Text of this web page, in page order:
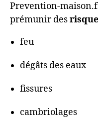
Prevention-
prémunir des
feu
dégâts des eaux
fissures
cambriolages